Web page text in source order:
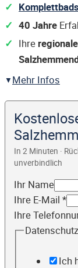
40 Jahre
Ihre
Mehr Infos
In 2 Minuten ·
unverbindlich
Ihr Name
Ihre E-Mail *
Ihre
Datenschutz
Ich